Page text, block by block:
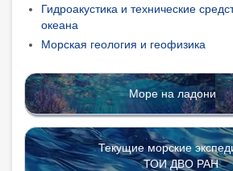
Гидроакустика и технические
океана
Морская геология и геофизика
Море на ладони
Текущие морские
ТОИ ДВО РАН